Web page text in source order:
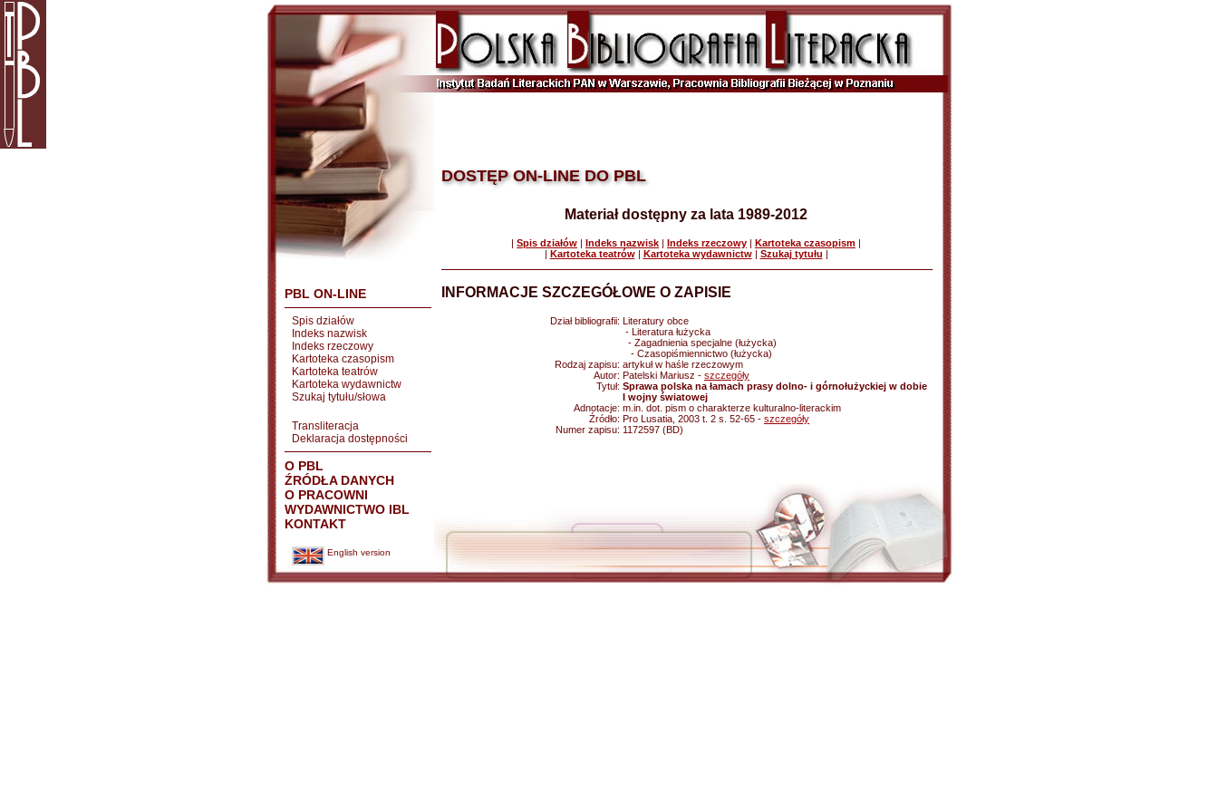
PBL ON-LINE
Spis działów
Indeks nazwisk
Indeks rzeczowy
Kartoteka czasopism
Kartoteka teatrów
Kartoteka wydawnictw
Szukaj tytułu/słowa
Transliteracja
Deklaracja dostępności
O PBL
ŹRÓDŁA DANYCH
O PRACOWNI
WYDAWNICTWO IBL
KONTAKT
English version
DOSTĘP ON-LINE DO PBL
Materiał dostępny za lata 1989-2012
| Spis działów | Indeks nazwisk | Indeks rzeczowy | Kartoteka czasopism |
| Kartoteka teatrów| Kartoteka wydawnictw| Szukaj tytułu |
INFORMACJE SZCZEGÓŁOWE O ZAPISIE
Dział bibliografii: Literatury obce
- Literatura łużycka
- Zagadnienia specjalne (łużycka)
- Czasopiśmiennictwo (łużycka)
Rodzaj zapisu: artykuł w haśle rzeczowym
Autor: Patelski Mariusz - szczegóły
Tytuł: Sprawa polska na łamach prasy dolno- i górnołużyckiej w dobie
I wojny światowej
Adnotacje: m.in. dot. pism o charakterze kulturalno-literackim
Źródło: Pro Lusatia, 2003 t. 2 s. 52-65 - szczegóły
Numer zapisu: 1172597 (BD)